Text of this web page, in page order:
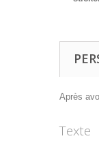
Après
Texte